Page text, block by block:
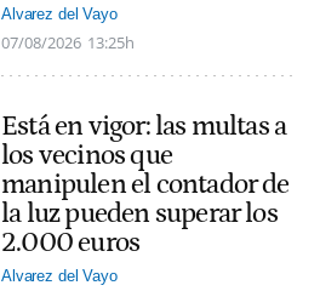
Alvarez del Vayo
07/08/2026 13:25h
Está en vigor: las multas a
los vecinos que
manipulen el contador de
la luz pueden superar los
2.000 euros
Alvarez del Vayo